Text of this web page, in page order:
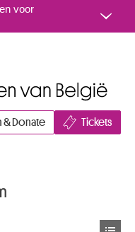
voor
& Donate Tickets